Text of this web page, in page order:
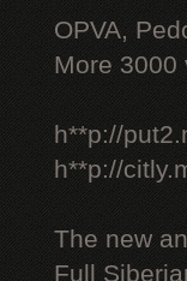
OPVA,
More 3000
h**p://
h**p://
The new
Full